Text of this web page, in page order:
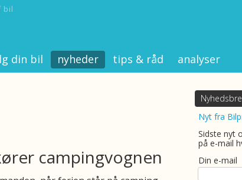
bil
din bil nyheder tips & råd analyser
campingvognen
Nyt fra
Sidste nyt
på e-mail
Din e-mail